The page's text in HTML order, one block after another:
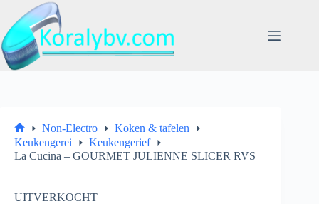
naar
de
inhoud
Home
Non-Electro
Koken & tafelen
Keukengerei
Keukengerief
La Cucina – GOURMET JULIENNE SLICER RVS
UITVERKOCHT